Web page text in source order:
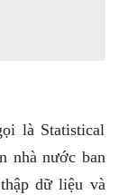
là Statistical
nhà nước ban
dữ liệu và